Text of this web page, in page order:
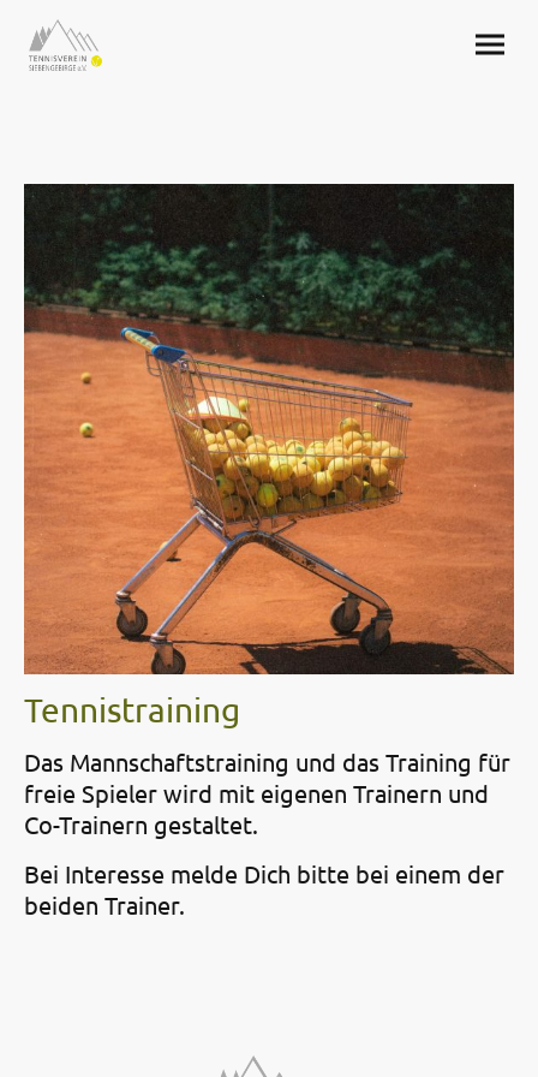
Tennistraining
Das Mannschaftstraining und das Training für
freie Spieler wird mit eigenen Trainern und
Co-Trainern gestaltet.
Bei Interesse melde Dich bitte bei einem der
beiden Trainer.